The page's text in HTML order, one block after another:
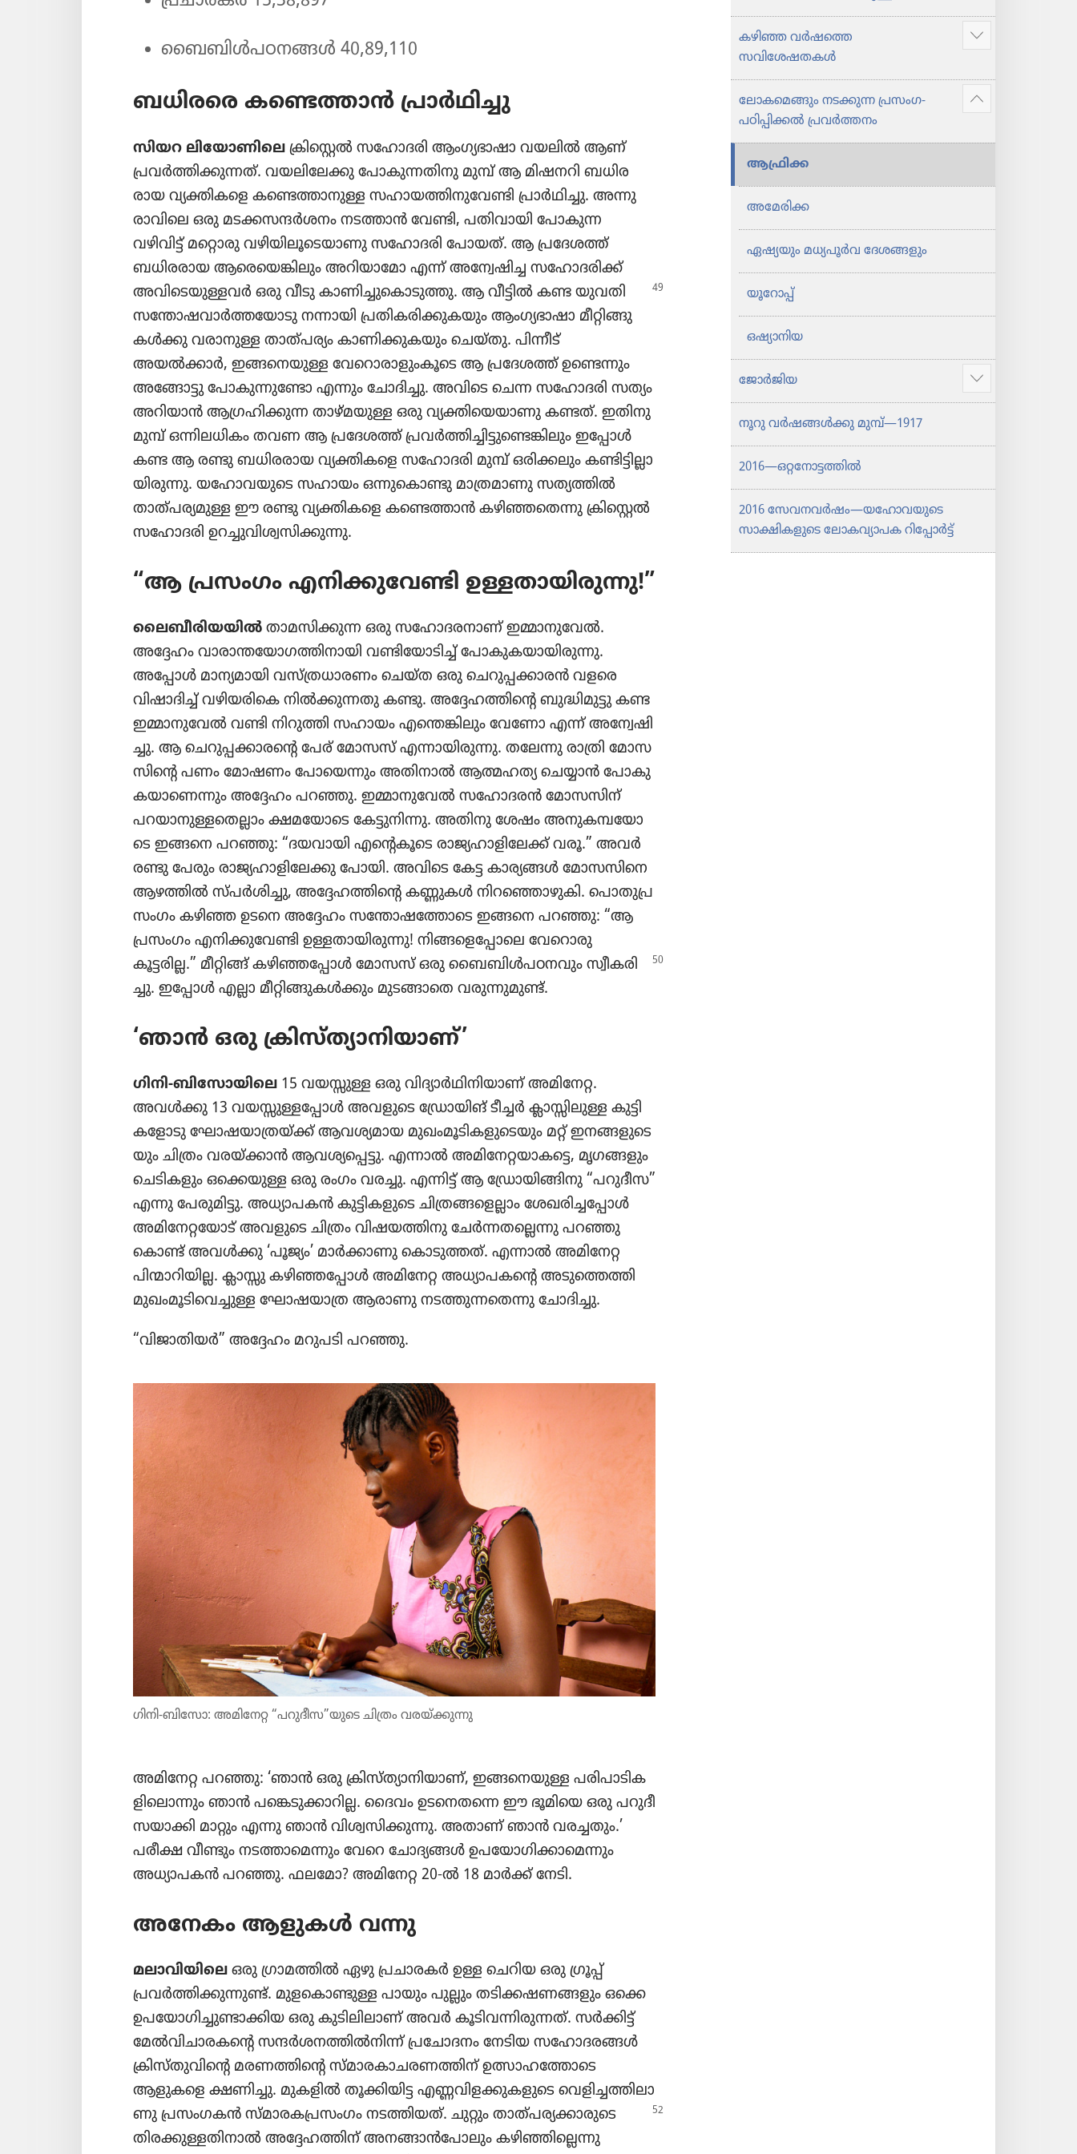
ബൈബിൾപഠനങ്ങൾ 40,89,110
ബധിരരെ കണ്ടെത്താൻ പ്രാർഥി​ച്ചു
സിയറ ലിയോ​ണി​ലെ ക്രിസ്റ്റെൽ സഹോ​ദരി ആംഗ്യ​ഭാ​ഷാ വയലിൽ ആണ്‌
പ്രവർത്തി​ക്കു​ന്നത്‌. വയലി​ലേക്കു പോകു​ന്ന​തി​നു മുമ്പ്‌ ആ മിഷനറി ബധിര​
രായ വ്യക്തി​കളെ കണ്ടെത്താ​നുള്ള സഹായ​ത്തി​നു​വേണ്ടി പ്രാർഥി​ച്ചു. അന്നു
രാവിലെ ഒരു മടക്കസ​ന്ദർശനം നടത്താൻ വേണ്ടി, പതിവാ​യി പോകുന്ന
വഴിവിട്ട്‌ മറ്റൊരു വഴിയി​ലൂ​ടെ​യാ​ണു സഹോ​ദരി പോയത്‌. ആ പ്രദേ​ശത്ത്‌
ബധിര​രായ ആരെ​യെ​ങ്കി​ലും അറിയാ​മോ എന്ന്‌ അന്വേ​ഷിച്ച സഹോ​ദ​രിക്ക്‌
അവി​ടെ​യു​ള്ളവർ ഒരു വീടു കാണി​ച്ചു​കൊ​ടു​ത്തു. ആ വീട്ടിൽ കണ്ട യുവതി
സന്തോ​ഷ​വാർത്ത​യോ​ടു നന്നായി പ്രതി​ക​രി​ക്കു​ക​യും ആംഗ്യ​ഭാ​ഷാ മീറ്റി​ങ്ങു​
കൾക്കു വരാനുള്ള താത്‌പ​ര്യം കാണി​ക്കു​ക​യും ചെയ്‌തു. പിന്നീട്‌
അയൽക്കാർ, ഇങ്ങനെ​യുള്ള വേറൊ​രാ​ളും​കൂ​ടെ ആ പ്രദേ​ശത്ത്‌ ഉണ്ടെന്നും
അങ്ങോട്ടു പോകു​ന്നു​ണ്ടോ എന്നും ചോദി​ച്ചു. അവിടെ ചെന്ന സഹോ​ദരി സത്യം
അറിയാൻ ആഗ്രഹി​ക്കുന്ന താഴ്‌മ​യുള്ള ഒരു വ്യക്തി​യെ​യാ​ണു കണ്ടത്‌. ഇതിനു
മുമ്പ്‌ ഒന്നില​ധി​കം തവണ ആ പ്രദേ​ശത്ത്‌ പ്രവർത്തി​ച്ചി​ട്ടു​ണ്ടെ​ങ്കി​ലും ഇപ്പോൾ
കണ്ട ആ രണ്ടു ബധിര​രായ വ്യക്തി​കളെ സഹോ​ദരി മുമ്പ്‌ ഒരിക്ക​ലും കണ്ടിട്ടി​ല്ലാ​
യി​രു​ന്നു. യഹോ​വ​യു​ടെ സഹായം ഒന്നു​കൊ​ണ്ടു മാത്ര​മാ​ണു സത്യത്തിൽ
താത്‌പ​ര്യ​മുള്ള ഈ രണ്ടു വ്യക്തി​കളെ കണ്ടെത്താൻ കഴിഞ്ഞ​തെന്നു ക്രിസ്റ്റെൽ
സഹോ​ദരി ഉറച്ചു​വി​ശ്വ​സി​ക്കു​ന്നു.
“ആ പ്രസംഗം എനിക്കു​വേണ്ടി ഉള്ളതാ​യി​രു​ന്നു!”
ലൈബീ​രി​യ​യിൽ താമസി​ക്കുന്ന ഒരു സഹോ​ദ​ര​നാണ്‌ ഇമ്മാനു​വേൽ.
അദ്ദേഹം വാരാ​ന്ത​യോ​ഗ​ത്തി​നാ​യി വണ്ടി​യോ​ടിച്ച്‌ പോകു​ക​യാ​യി​രു​ന്നു.
അപ്പോൾ മാന്യ​മാ​യി വസ്‌ത്ര​ധാ​രണം ചെയ്‌ത ഒരു ചെറു​പ്പ​ക്കാ​രൻ വളരെ
വിഷാ​ദിച്ച്‌ വഴിയ​രി​കെ നിൽക്കു​ന്നതു കണ്ടു. അദ്ദേഹ​ത്തി​ന്റെ ബുദ്ധി​മു​ട്ടു കണ്ട
ഇമ്മാനു​വേൽ വണ്ടി നിറുത്തി സഹായം എന്തെങ്കി​ലും വേണോ എന്ന്‌ അന്വേ​ഷി​
ച്ചു. ആ ചെറു​പ്പ​ക്കാ​രന്റെ പേര്‌ മോസസ്‌ എന്നായി​രു​ന്നു. തലേന്നു രാത്രി മോസ​
സി​ന്റെ പണം മോഷണം പോ​യെ​ന്നും അതിനാൽ ആത്മഹത്യ ചെയ്യാൻ പോകു​
ക​യാ​ണെ​ന്നും അദ്ദേഹം പറഞ്ഞു. ഇമ്മാനു​വേൽ സഹോ​ദരൻ മോസ​സിന്‌
പറയാ​നു​ള്ള​തെ​ല്ലാം ക്ഷമയോ​ടെ കേട്ടു​നി​ന്നു. അതിനു ശേഷം അനുക​മ്പ​യോ​
ടെ ഇങ്ങനെ പറഞ്ഞു: “ദയവായി എന്റെകൂ​ടെ രാജ്യ​ഹാ​ളി​ലേക്ക്‌ വരൂ.” അവർ
രണ്ടു പേരും രാജ്യ​ഹാ​ളി​ലേക്കു പോയി. അവിടെ കേട്ട കാര്യങ്ങൾ മോസ​സി​നെ
ആഴത്തിൽ സ്‌പർശി​ച്ചു, അദ്ദേഹ​ത്തി​ന്റെ കണ്ണുകൾ നിറ​ഞ്ഞൊ​ഴു​കി. പൊതു​പ്ര​
സം​ഗം കഴിഞ്ഞ ഉടനെ അദ്ദേഹം സന്തോ​ഷ​ത്തോ​ടെ ഇങ്ങനെ പറഞ്ഞു: “ആ
പ്രസംഗം എനിക്കു​വേണ്ടി ഉള്ളതാ​യി​രു​ന്നു! നിങ്ങ​ളെ​പ്പോ​ലെ വേറൊ​രു
കൂട്ടരില്ല.” മീറ്റിങ്ങ്‌ കഴിഞ്ഞ​പ്പോൾ മോസസ്‌ ഒരു ബൈബിൾപ​ഠ​ന​വും സ്വീക​രി​
ച്ചു. ഇപ്പോൾ എല്ലാ മീറ്റി​ങ്ങു​കൾക്കും മുടങ്ങാ​തെ വരുന്നു​മുണ്ട്‌.
‘ഞാൻ ഒരു ക്രിസ്‌ത്യാ​നി​യാണ്‌’
ഗിനി-ബിസോ​യി​ലെ 15 വയസ്സുള്ള ഒരു വിദ്യാർഥി​നി​യാണ്‌ അമിനേറ്റ.
അവൾക്കു 13 വയസ്സു​ള്ള​പ്പോൾ അവളുടെ ഡ്രോ​യിങ്‌ ടീച്ചർ ക്ലാസ്സി​ലുള്ള കുട്ടി​
ക​ളോ​ടു ഘോഷ​യാ​ത്രയ്‌ക്ക്‌ ആവശ്യ​മായ മുഖം​മൂ​ടി​ക​ളു​ടെ​യും മറ്റ്‌ ഇനങ്ങളു​ടെ​
യും ചിത്രം വരയ്‌ക്കാൻ ആവശ്യ​പ്പെട്ടു. എന്നാൽ അമി​നേ​റ്റ​യാ​കട്ടെ, മൃഗങ്ങ​ളും
ചെടി​ക​ളും ഒക്കെയുള്ള ഒരു രംഗം വരച്ചു. എന്നിട്ട്‌ ആ ഡ്രോ​യി​ങ്ങി​നു “പറുദീസ”
എന്നു പേരു​മി​ട്ടു. അധ്യാ​പകൻ കുട്ടി​ക​ളു​ടെ ചിത്ര​ങ്ങ​ളെ​ല്ലാം ശേഖരി​ച്ച​പ്പോൾ
അമി​നേ​റ്റ​യോട്‌ അവളുടെ ചിത്രം വിഷയ​ത്തി​നു ചേർന്ന​ത​ല്ലെന്നു പറഞ്ഞു​
കൊണ്ട്‌ അവൾക്കു ‘പൂജ്യം’ മാർക്കാ​ണു കൊടു​ത്തത്‌. എന്നാൽ അമിനേറ്റ
പിന്മാ​റി​യില്ല. ക്ലാസ്സു കഴിഞ്ഞ​പ്പോൾ അമിനേറ്റ അധ്യാ​പ​കന്റെ അടു​ത്തെത്തി
മുഖം​മൂ​ടി​വെ​ച്ചുള്ള ഘോഷ​യാ​ത്ര ആരാണു നടത്തു​ന്ന​തെന്നു ചോദി​ച്ചു.
“വിജാ​തി​യർ” അദ്ദേഹം മറുപടി പറഞ്ഞു.
ഗിനി-ബിസോ: അമിനേറ്റ “പറുദീസ”യുടെ ചിത്രം വരയ്‌ക്കു​ന്നു
അമിനേറ്റ പറഞ്ഞു: ‘ഞാൻ ഒരു ക്രിസ്‌ത്യാ​നി​യാണ്‌, ഇങ്ങനെ​യുള്ള പരിപാ​ടി​ക​
ളി​ലൊ​ന്നും ഞാൻ പങ്കെടു​ക്കാ​റില്ല. ദൈവം ഉടനെ​തന്നെ ഈ ഭൂമിയെ ഒരു പറുദീ​
സ​യാ​ക്കി മാറ്റും എന്നു ഞാൻ വിശ്വ​സി​ക്കു​ന്നു. അതാണ്‌ ഞാൻ വരച്ചതും.’
പരീക്ഷ വീണ്ടും നടത്താ​മെ​ന്നും വേറെ ചോദ്യ​ങ്ങൾ ഉപയോ​ഗി​ക്കാ​മെ​ന്നും
അധ്യാ​പകൻ പറഞ്ഞു. ഫലമോ? അമിനേറ്റ 20-ൽ 18 മാർക്ക്‌ നേടി.
അനേകം ആളുകൾ വന്നു
മലാവി​യി​ലെ ഒരു ഗ്രാമ​ത്തിൽ ഏഴു പ്രചാ​രകർ ഉള്ള ചെറിയ ഒരു ഗ്രൂപ്പ്‌
പ്രവർത്തി​ക്കു​ന്നുണ്ട്‌. മുള​കൊ​ണ്ടുള്ള പായും പുല്ലും തടിക്ക​ഷ​ണ​ങ്ങ​ളും ഒക്കെ
ഉപയോ​ഗി​ച്ചു​ണ്ടാ​ക്കിയ ഒരു കുടി​ലി​ലാണ്‌ അവർ കൂടി​വ​ന്നി​രു​ന്നത്‌. സർക്കിട്ട്‌
മേൽവി​ചാ​ര​കന്റെ സന്ദർശ​ന​ത്തിൽനിന്ന്‌ പ്രചോ​ദനം നേടിയ സഹോ​ദ​രങ്ങൾ
ക്രിസ്‌തു​വി​ന്റെ മരണത്തി​ന്റെ സ്‌മാ​ര​കാ​ച​ര​ണ​ത്തിന്‌ ഉത്സാഹ​ത്തോ​ടെ
ആളുകളെ ക്ഷണിച്ചു. മുകളിൽ തൂക്കി​യിട്ട എണ്ണവി​ള​ക്കു​ക​ളു​ടെ വെളി​ച്ച​ത്തി​ലാ​
ണു പ്രസം​ഗകൻ സ്‌മാ​ര​ക​പ്ര​സം​ഗം നടത്തി​യത്‌. ചുറ്റും താത്‌പ​ര്യ​ക്കാ​രു​ടെ
തിരക്കു​ള്ള​തി​നാൽ അദ്ദേഹ​ത്തിന്‌ അനങ്ങാൻപോ​ലും കഴിഞ്ഞി​ല്ലെന്നു
വാർഷി​
ക​
പുസ്‌തകം
വാർഷി​
പുസ്‌തകം
കഴിഞ്ഞ വർഷത്തെ
സവിശേഷതകൾ
കൂടുതൽ
ലോകമെങ്ങും നടക്കുന്ന പ്രസംഗ-
പഠിപ്പി​ക്കൽ പ്രവർത്തനം
കൂടുതൽ
ആഫ്രിക്ക
അമേരിക്ക
ഏഷ്യയും മധ്യപൂർവ ദേശങ്ങളും
യൂറോപ്പ്‌
ഒഷ്യാനിയ
ജോർജിയ
കൂടുതൽ
കാണിക്കുക
നൂറു വർഷങ്ങൾക്കു മുമ്പ്‌​—1917
2016—ഒറ്റനോട്ടത്തിൽ
2016 സേവനവർഷം​—യഹോവയുടെ
സാക്ഷികളുടെ ലോകവ്യാപക റിപ്പോർട്ട്‌